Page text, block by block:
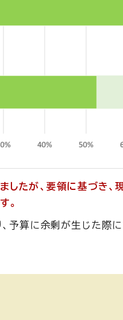
たが、要領に基づき、
。
予算に余剰が生じた際